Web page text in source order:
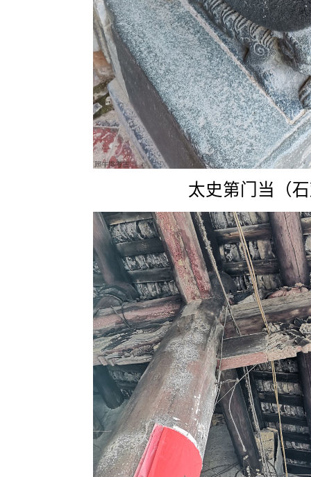
太史第门当（